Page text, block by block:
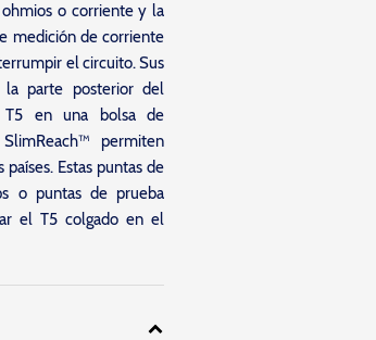
o corriente y la
medición de corriente
el circuito. Sus
la parte posterior del
T5 en una bolsa de
permiten
Estas puntas de
o puntas de prueba
el T5 colgado en el